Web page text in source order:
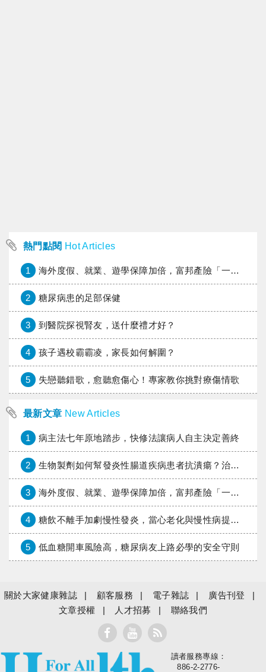
熱門點閱 Hot Articles
1 海外度假、就業、遊學保障加倍，富邦產險「一期逐夢」專案加碼遠距醫療與緊急救援
2 糖尿病患的足部保健
3 到醫院探視腎友，送什麼禮才好？
4 孩子遇校霸霸凌，家長如何解圍？
5 失戀聽錯歌，愈聽愈傷心！專家教你挑對療傷情歌
最新文章 New Articles
1 病主法七年原地踏步，快修法讓病人自主決定善終
2 生物製劑如何幫發炎性腸道疾病患者抗潰瘍？治療進展與健保給付困境一次看
3 海外度假、就業、遊學保障加倍，富邦產險「一期逐夢」專案加碼遠距醫療與緊急救援
4 糖飲不離手加劇慢性發炎，當心老化與慢性病提早報到
5 低血糖開車風險高，糖尿病友上路必學的安全守則
關於大家健康雜誌 顧客服務 電子雜誌
廣告刊登
文章授權
人才招募 聯絡我們
大家健康
讀者服務專線：
886-2-2776-